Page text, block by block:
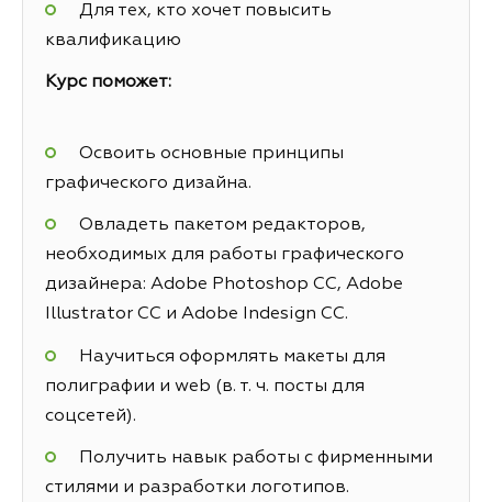
Для тех, кто хочет повысить
квалификацию
Курс поможет:
Освоить основные принципы
графического дизайна.
Овладеть пакетом редакторов,
необходимых для работы графического
дизайнера: Adobe Photoshop CC, Adobe
Illustrator CC и Adobe Indesign CC.
Научиться оформлять макеты для
полиграфии и web (в. т. ч. посты для
соцсетей).
Получить навык работы с фирменными
стилями и разработки логотипов.